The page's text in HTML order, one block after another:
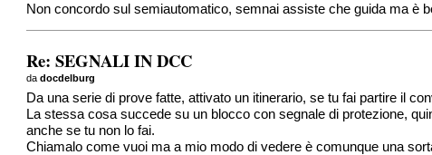
Non concordo sul semiautomatico, semnai assiste che guida ma è
Re: SEGNALI IN DCC
dadocdelburg
Da una serie di prove fatte, attivato un itinerario, se tu fai partire il
La stessa cosa succede su un blocco con segnale di protezione,
anche se tu non lo fai.
Chiamalo come vuoi ma a mio modo di vedere è comunque una